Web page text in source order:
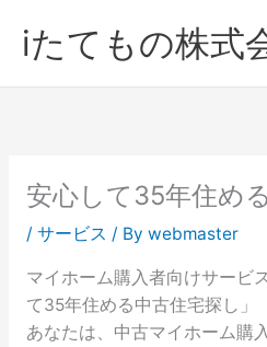
iたてもの株式
安心して35年住め
/ サービス / By webmaster
マイホーム購入者向けサー
て35年住める中古住宅探し」
あなたは、中古マイホーム購